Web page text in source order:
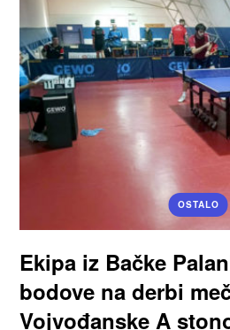
OSTALO
Ekipa iz Bačke
bodove na derbi
Vojvođanske A